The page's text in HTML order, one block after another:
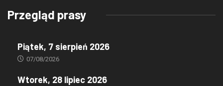
Przegląd prasy
Piątek, 7 sierpień 2026
07/08/2026
Wtorek, 28 lipiec 2026